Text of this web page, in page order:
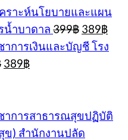
ราะห์นโยบายและแผน
น้ำบาดาล 399฿ Original
price
was:
389฿
is:
การเงินและบัญชี โรง
Original
389฿Current
าการสาธารณสุขปฏิบัติ
ข) สำนักงานปลัด